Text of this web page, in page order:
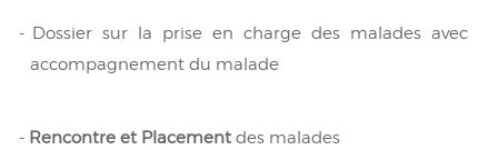
- Dossier sur la prise en charge des malades avec
accompagnement du malade
- Rencontre et Placement des malades